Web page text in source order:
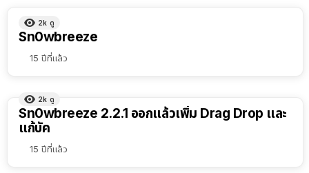
2k ดู
Sn0wbreeze
15 ปีที่แล้ว
2k ดู
Sn0wbreeze 2.2.1 ออกแล้วเพิ่ม Drag Drop และ
แก้บัค
15 ปีที่แล้ว